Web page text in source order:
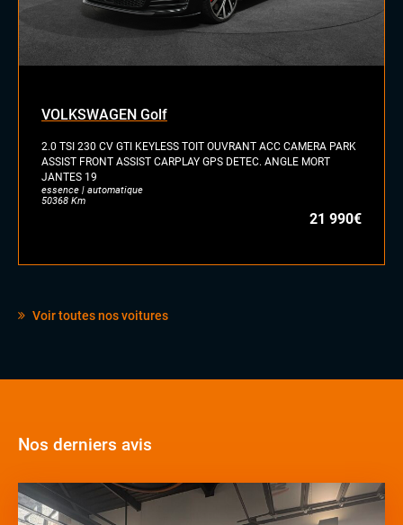
VOLKSWAGEN Golf
2.0 TSI 230 CV GTI KEYLESS TOIT OUVRANT ACC CAMERA PARK
ASSIST FRONT ASSIST CARPLAY GPS DETEC. ANGLE MORT
JANTES 19
essence | automatique
50368 Km
21 990€
Voir toutes nos voitures
Nos derniers avis